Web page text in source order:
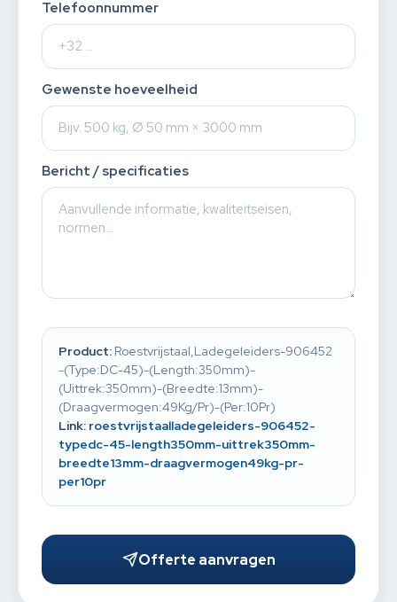
Telefoonnummer
Gewenste hoeveelheid
Bericht / specificaties
Product: Roestvrijstaal,Ladegeleiders-906452
-(Type:DC-45)-(Length:350mm)-
(Uittrek:350mm)-(Breedte:13mm)-
(Draagvermogen:49Kg/Pr)-(Per:10Pr)
Link: roestvrijstaalladegeleiders-906452-
typedc-45-length350mm-uittrek350mm-
breedte13mm-draagvermogen49kg-pr-
per10pr
Offerte aanvragen